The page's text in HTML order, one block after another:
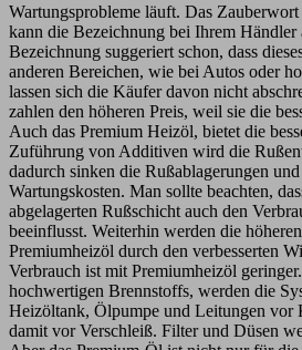
Wartungsprobleme läuft. Das
kann die Bezeichnung bei Ihrem
Bezeichnung suggeriert schon, dass
anderen Bereichen, wie bei Autos oder
lassen sich die Käufer davon nicht
zahlen den höheren Preis, weil sie die
Auch das Premium Heizöl, bietet die
Zuführung von Additiven wird die
dadurch sinken die Rußablagerungen
Wartungskosten. Man sollte beachten,
abgelagerten Rußschicht auch den
beeinflusst. Weiterhin werden die
Premiumheizöl durch den verbesserten
Verbrauch ist mit Premiumheizöl
hochwertigen Brennstoffs, werden die
Heizöltank, Ölpumpe und Leitungen vor
damit vor Verschleiß. Filter und Düsen